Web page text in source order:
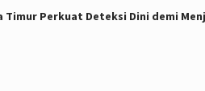
Timur Perkuat Deteksi Dini demi